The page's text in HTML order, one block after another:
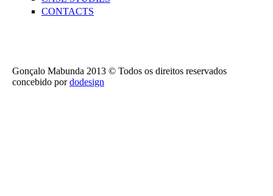
CONTACTS
Gonçalo Mabunda 2013 © Todos os direitos reservados
concebido pordodesign